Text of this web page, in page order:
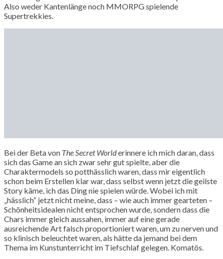
Also weder Kantenlänge noch MMORPG spielende
Supertrekkies.
Bei der Beta von The Secret Worlderinnere ich mich daran, dass
sich das Game an sich zwar sehr gut spielte, aber die
Charaktermodels so potthässlich waren, dass mir eigentlich
schon beim Erstellen klar war, dass selbst wenn jetzt die geilste
Story käme, ich das Ding nie spielen würde. Wobei ich mit
„hässlich“ jetzt nicht meine, dass – wie auch immer gearteten –
Schönheitsidealen nicht entsprochen wurde, sondern dass die
Chars immer gleich aussahen, immer auf eine gerade
ausreichende Art falsch proportioniert waren, um zu nerven und
so klinisch beleuchtet waren, als hätte da jemand bei dem
Thema im Kunstunterricht im Tiefschlaf gelegen. Komatös.